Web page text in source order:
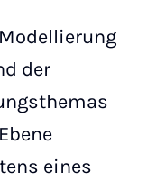
der
eines